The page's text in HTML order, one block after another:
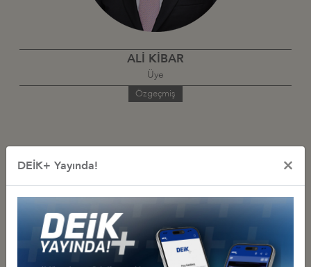
ALİ KİBAR
Üye
Özgeçmiş
DEİK+ Yayında! ×